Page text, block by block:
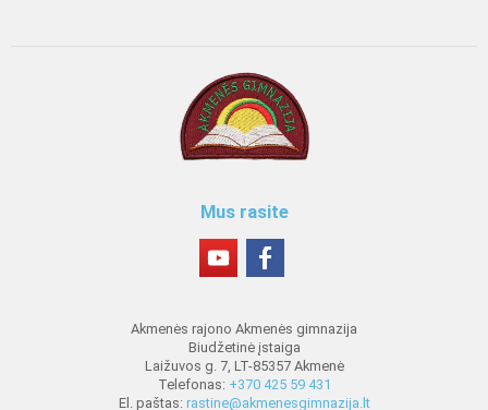
Mus rasite
Akmenės rajono Akmenės gimnazija
Biudžetinė įstaiga
Laižuvos g. 7, LT-85357 Akmenė
Telefonas: +370 425 59 431
El. paštas: rastine@akmenesgimnazija.lt